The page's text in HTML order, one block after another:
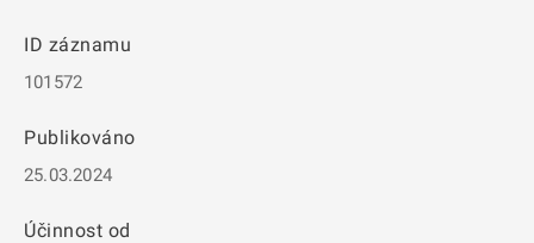
ID záznamu
101572
Publikováno
25.03.2024
Účinnost od